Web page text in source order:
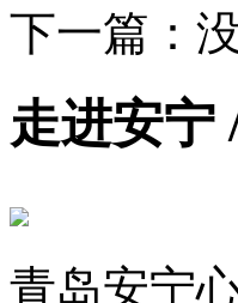
下一篇：
走进安宁
青岛安宁